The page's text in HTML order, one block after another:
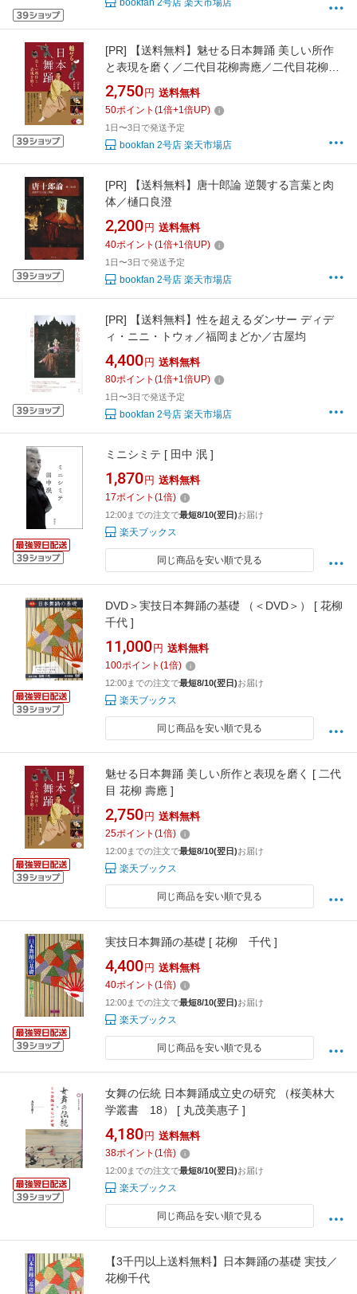
bookfan 2号店 楽天市場店
[PR]
【送料無料】魅せる日本舞踊 美しい所作
と表現を磨く／二代目花柳壽應／二代目花柳輔
蔵
2,750 円 送料無料
50ポイント (1倍+1倍UP)
1日〜3日で発送予定
bookfan 2号店 楽天市場店
[PR]
【送料無料】唐十郎論 逆襲する言葉と肉
体／樋口良澄
2,200 円 送料無料
40ポイント (1倍+1倍UP)
1日〜3日で発送予定
bookfan 2号店 楽天市場店
[PR]
【送料無料】性を超えるダンサー ディデ
ィ・ニニ・トウォ／福岡まどか／古屋均
4,400 円 送料無料
80ポイント (1倍+1倍UP)
1日〜3日で発送予定
bookfan 2号店 楽天市場店
ミニシミテ [ 田中 泯 ]
1,870 円 送料無料
17ポイント (1倍)
12:00までの注文で最短8/10(翌日)お届け
楽天ブックス
同じ商品を安い順で見る
DVD＞実技日本舞踊の基礎 （＜DVD＞） [ 花柳
千代 ]
11,000 円 送料無料
100ポイント (1倍)
12:00までの注文で最短8/10(翌日)お届け
楽天ブックス
同じ商品を安い順で見る
魅せる日本舞踊 美しい所作と表現を磨く [ 二代
目 花柳 壽應 ]
2,750 円 送料無料
25ポイント (1倍)
12:00までの注文で最短8/10(翌日)お届け
楽天ブックス
同じ商品を安い順で見る
実技日本舞踊の基礎 [ 花柳 千代 ]
4,400 円 送料無料
40ポイント (1倍)
12:00までの注文で最短8/10(翌日)お届け
楽天ブックス
同じ商品を安い順で見る
女舞の伝統 日本舞踊成立史の研究 （桜美林大
学叢書 18） [ 丸茂美惠子 ]
4,180 円 送料無料
38ポイント (1倍)
12:00までの注文で最短8/10(翌日)お届け
楽天ブックス
同じ商品を安い順で見る
【3千円以上送料無料】日本舞踊の基礎 実技／
花柳千代